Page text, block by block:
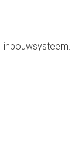
inbouwsysteem.